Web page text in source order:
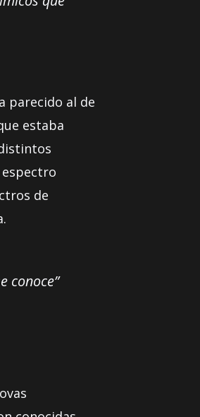
parecido al de
estaba
de
conoce”